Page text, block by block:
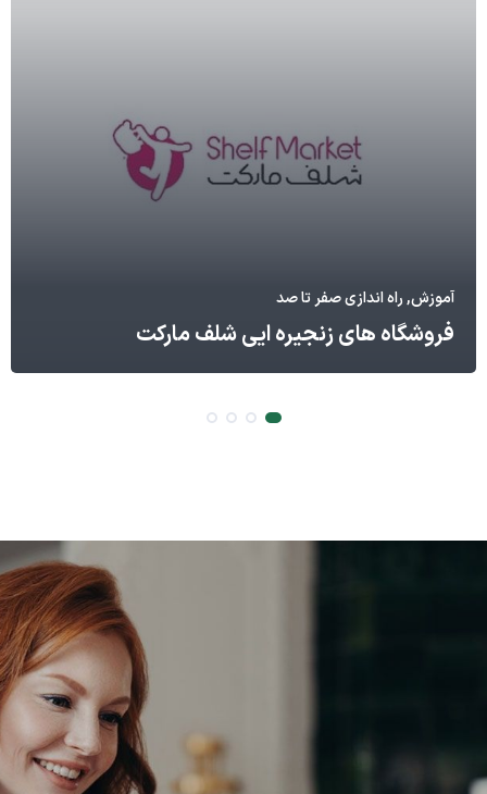
آموزش, راه اندازی صفر تا صد
فروشگاه های زنجیره ایی شلف مارکت